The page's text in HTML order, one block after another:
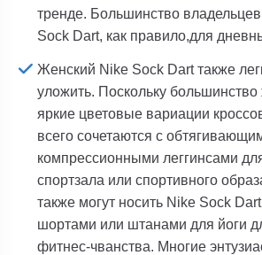
тренде. Большинство
Sock Dart, как правило,для
Женский Nike Sock Dart также
уложить. Поскольку
яркие цветовые вариации
всего сочетаются с
компрессионными леггинсами
спортзала или спортивного
также могут носить Nike Sock
шортами или штанами для йоги
фитнес-чванства. Многие